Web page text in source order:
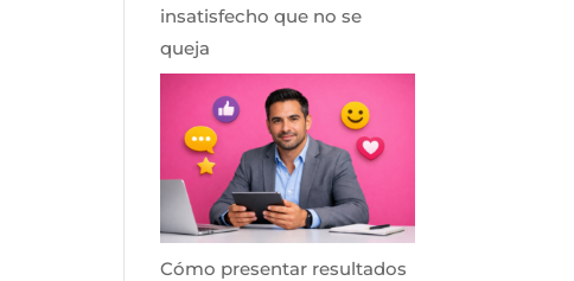
insatisfecho que no se
queja
Cómo presentar resultados